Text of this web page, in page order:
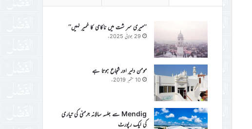
’’میری سر شت میں ناکامی کا خمیر نہیں‘‘
29 جولائی 2025ء
مومن دلیر اور شجاع ہوتا ہے
10 ستمبر 2019ء
Mendig سے جلسہ سالانہ جرمنی کی تیاری
کی ایک رپورٹ